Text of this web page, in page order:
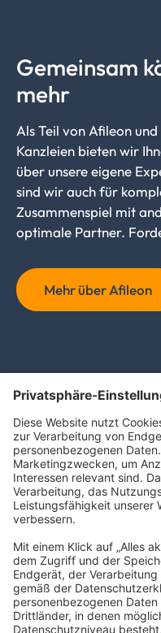
Gemeinsam
mehr
Als Teil von Afileon
Kanzleien bieten wir
über unsere eigene
sind wir auch für
Zusammenspiel mit
optimale Partner.
Mehr über Afileon
TAXFBA GmbH
Gasstraße 18, Haus 6a
22761 Hamburg
info@taxfba.de
Impressum
Datenschutz